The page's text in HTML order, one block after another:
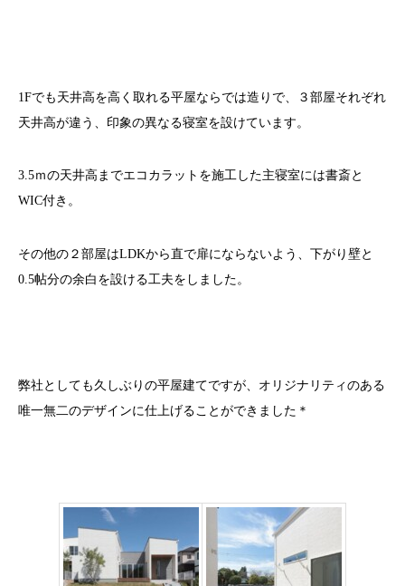
1Fでも天井高を高く取れる平屋ならでは造りで、３部屋それぞれ
天井高が違う、印象の異なる寝室を設けています。
3.5ｍの天井高までエコカラットを施工した主寝室には書斎と
WIC付き。
その他の２部屋はLDKから直で扉にならないよう、下がり壁と
0.5帖分の余白を設ける工夫をしました。
弊社としても久しぶりの平屋建てですが、オリジナリティのある
唯一無二のデザインに仕上げることができました＊